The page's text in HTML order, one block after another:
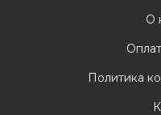
О
Политика